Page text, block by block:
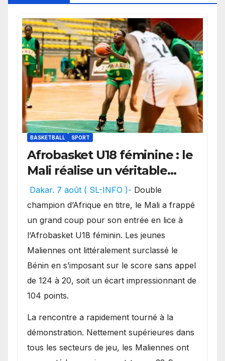
BASKETBALL SPORT
Afrobasket U18 féminine : le
Mali réalise un véritable
festival offensif et inflige
une lourde défaite au
Bénin.
Dakar. 7 août ( SL-INFO )- Double
champion d’Afrique en titre, le Mali a frappé
un grand coup pour son entrée en lice à
l’Afrobasket U18 féminin. Les jeunes
Maliennes ont littéralement surclassé le
Bénin en s’imposant sur le score sans appel
de 124 à 20, soit un écart impressionnant de
104 points.
La rencontre a rapidement tourné à la
démonstration. Nettement supérieures dans
tous les secteurs de jeu, les Maliennes ont